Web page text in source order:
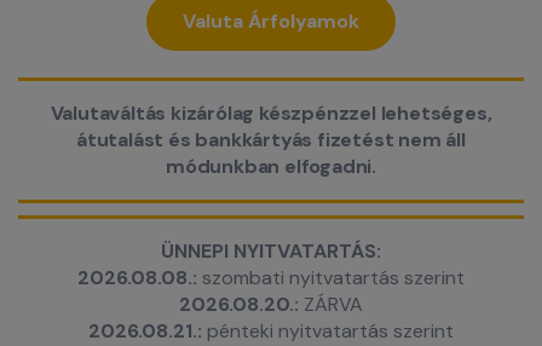
Valutaváltás kizárólag készpénzzel lehetséges,
átutalást és bankkártyás fizetést nem áll
módunkban elfogadni.
ÜNNEPI NYITVATARTÁS:
2026.08.08.: szombati nyitvatartás szerint
2026.08.20.: ZÁRVA
2026.08.21.: pénteki nyitvatartás szerint
Valuta Árfolyamok